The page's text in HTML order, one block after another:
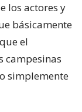
los actores y
básicamente
el
campesinas
simplemente